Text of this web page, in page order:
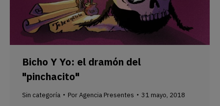
Bicho Y Yo: el dramón del
"pinchacito"
Sin categoría PorAgencia Presentes 31 mayo, 2018